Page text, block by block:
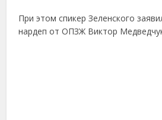
При этом спикер Зеленского
нардеп от ОПЗЖ Виктор